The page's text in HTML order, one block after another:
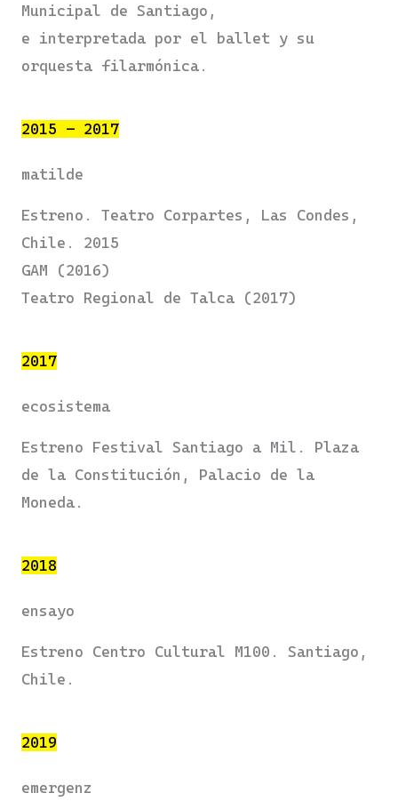
Municipal de Santiago,
e interpretada por el ballet y su
orquesta filarmónica.
2015 – 2017
matilde
Estreno. Teatro Corpartes, Las Condes,
Chile. 2015
GAM (2016)
Teatro Regional de Talca (2017)
2017
ecosistema
Estreno Festival Santiago a Mil. Plaza
de la Constitución, Palacio de la
Moneda.
2018
ensayo
Estreno Centro Cultural M100. Santiago,
Chile.
2019
emergenz